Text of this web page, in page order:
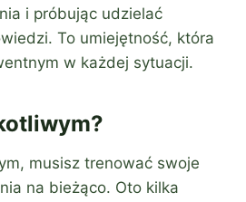
i próbując udzielać
To umiejętność, która
w każdej sytuacji.
musisz trenować swoje
na bieżąco. Oto kilka